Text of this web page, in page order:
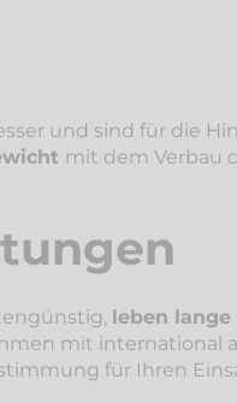
und sind für die
mit dem Verbau
leben lange
mit international
für Ihren